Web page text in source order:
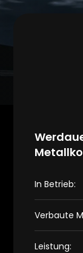
In Betrieb:
Verbaute
Leistung: